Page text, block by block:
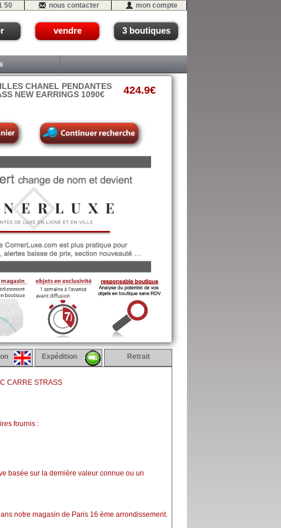
50 nous contacter mon compte
vendre 3 boutiques
CHANEL PENDANTES
NEW EARRINGS 1090€
424.9€
Expédition Retrait
CARRE STRASS
fournis :
basée sur la dernière valeur connue ou un
notre magasin de Paris 16 ème arrondissement.